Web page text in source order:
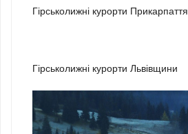
Гірськолижні курорти Прикарпаття
Гірськолижні курорти Львівщини